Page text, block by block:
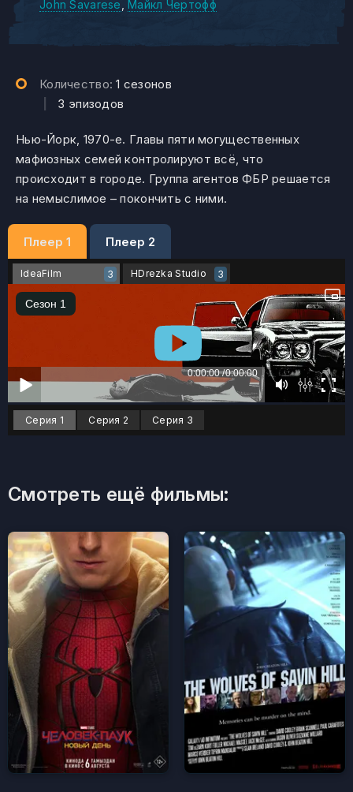
John Savarese
Майкл Чертофф
Количество:1 сезонов
3 эпизодов
Нью-Йорк, 1970-е. Главы пяти могущественных
мафиозных семей контролируют всё, что
происходит в городе. Группа агентов ФБР решается
на немыслимое – покончить с ними.
Плеер 1 Плеер 2
IdeaFilm 3 HDrezka Studio 3
Серия 1 Серия 2 Серия 3
Смотреть ещё фильмы: